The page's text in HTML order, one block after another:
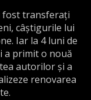
fost transferați
câștigurile lui
Iar la 4 luni de
a primit o nouă
autorilor și a
renovarea